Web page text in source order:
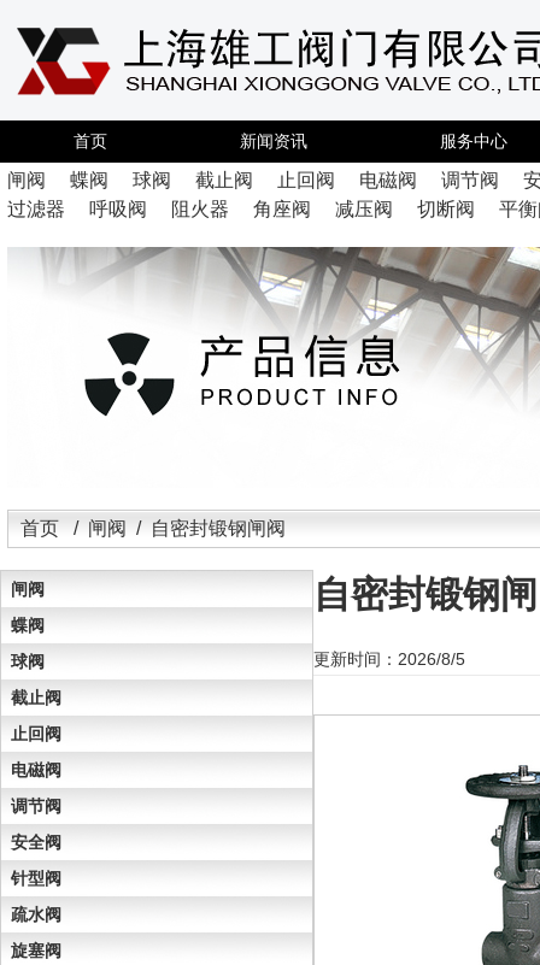
首页 新闻资讯 服务中心
闸阀 蝶阀 球阀 截止阀 止回阀 电磁阀 调节阀
过滤器
呼吸阀 阻火器 角座阀 减压阀 切断阀 平
首页 / 闸阀 / 自密封锻钢闸阀
闸阀
蝶阀
球阀
截止阀
止回阀
电磁阀
调节阀
安全阀
针型阀
疏水阀
旋塞阀
自密封锻钢
更新时间：2026/8/5